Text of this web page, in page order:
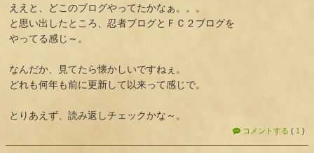
ええと、どこのブログやってたかなぁ。。。
と思い出したところ、忍者ブログとＦＣ２ブログを
やってる感じ～。
なんだか、見てたら懐かしいですねぇ。
どれも何年も前に更新して以来って感じで。
とりあえず、読み返しチェックかな～。
コメントする ( 1 )